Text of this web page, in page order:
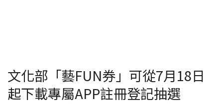
文化部「藝FUN券」可從7月18日
起下載專屬APP註冊登記抽選